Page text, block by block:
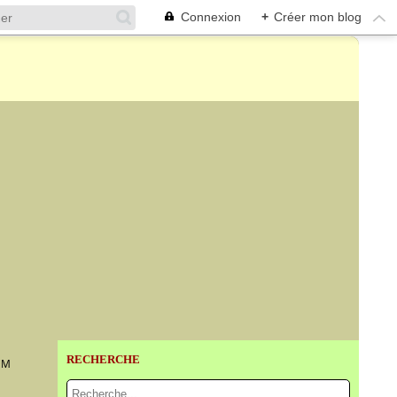
Connexion + Créer mon blog
RECHERCHE